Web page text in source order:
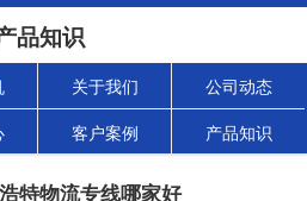
品知识
关于我们 公司动态
客户案例 产品知识
特物流专线哪家好